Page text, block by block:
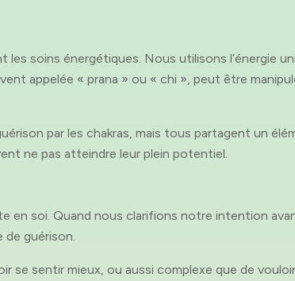
soins énergétiques. Nous utilisons l’énergie
appelée « prana » ou « chi », peut être
par les chakras, mais tous partagent un
ne pas atteindre leur plein potentiel.
en soi. Quand nous clarifions notre intention
guérison.
se sentir mieux, ou aussi complexe que de